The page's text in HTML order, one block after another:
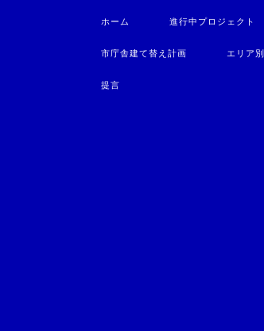
ホーム 進行中プロジェクト
市庁舎建て替え計画 エリア別
提言